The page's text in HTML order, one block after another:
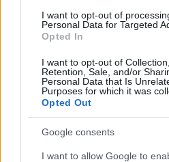
I want to opt-out of
Personal Data for Targeted
Opted In
I want to opt-out of
Retention, Sale, and/or
Personal Data that Is
Purposes for which it was
Opted Out
Google consents
I want to allow Google to
amely által egy csapatnyi
téridő-kontinuumban találja
évtizedeket öregszenek az
izgalmasra, ugyanakkor
drámára áhitozol, akkor ez a